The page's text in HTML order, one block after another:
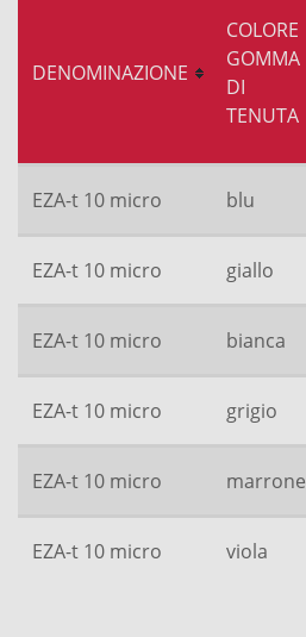
DENOMINAZIONE
COLORE
GOMMA
DI
TENUTA
EZA-t 10 micro blu
EZA-t 10 micro giallo
EZA-t 10 micro bianca
EZA-t 10 micro grigio
EZA-t 10 micro marrone
EZA-t 10 micro viola